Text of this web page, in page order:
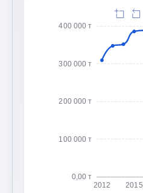
0,00 т
100 000 т
200 000 т
300 000 т
400 000 т
2012 2015